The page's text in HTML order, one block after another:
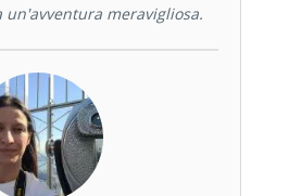
un'avventura meravigliosa.